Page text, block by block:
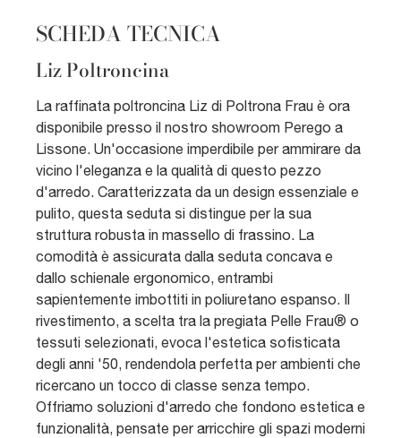
SCHEDA TECNICA
Liz Poltroncina
La raffinata poltroncina Liz di Poltrona Frau è ora
disponibile presso il nostro showroom Perego a
Lissone. Un'occasione imperdibile per ammirare da
vicino l'eleganza e la qualità di questo pezzo
d'arredo. Caratterizzata da un design essenziale e
pulito, questa seduta si distingue per la sua
struttura robusta in massello di frassino. La
comodità è assicurata dalla seduta concava e
dallo schienale ergonomico, entrambi
sapientemente imbottiti in poliuretano espanso. Il
rivestimento, a scelta tra la pregiata Pelle Frau® o
tessuti selezionati, evoca l'estetica sofisticata
degli anni '50, rendendola perfetta per ambienti che
ricercano un tocco di classe senza tempo.
Offriamo soluzioni d'arredo che fondono estetica e
funzionalità, pensate per arricchire gli spazi moderni